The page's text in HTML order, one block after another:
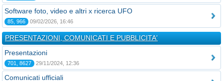
Software foto, video e altri x ricerca UFO
85, 966 09/02/2026, 16:46
PRESENTAZIONI, COMUNICATI E PUBBLICITA'
Presentazioni
701, 8627 29/11/2024, 12:36
Comunicati ufficiali